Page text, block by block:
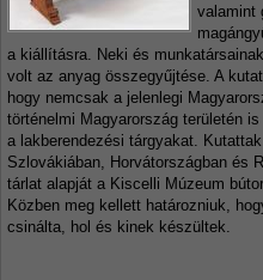
valamint
a kiállításra. Neki és
volt az anyag összegyűjtése. A
hogy nemcsak a jelenlegi
történelmi Magyarország területén
a lakberendezési tárgyakat. Kutattak
Szlovákiában, Horvátországban és
tárlat alapját a Kiscelli Múzeum
Közben meg kellett határozniuk,
csinálta, hol és kinek készültek.